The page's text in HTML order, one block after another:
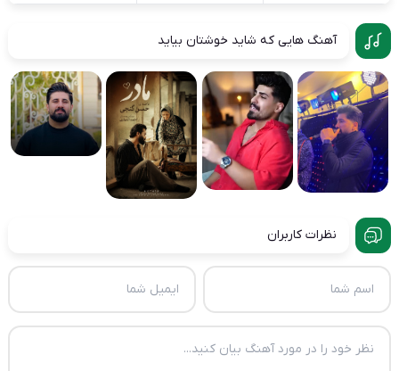
آهنگ هایی که شاید خوشتان بیاید
نظرات کاربران